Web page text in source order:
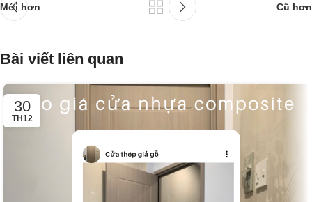
Mới hơn Cũ hơn
Bài viết liên quan
30
TH12